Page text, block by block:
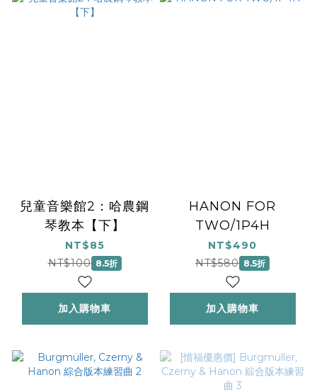
兒童音樂館2：哈農鋼
琴教本【下】
NT$85
NT$100 8.5折
加入購物車
HANON FOR
TWO/1P4H
NT$490
NT$580 8.5折
加入購物車